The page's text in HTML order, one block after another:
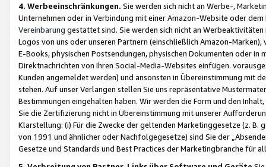
4. Werbeeinschränkungen. Sie werden sich nicht an Werbe-,
Unternehmen oder in Verbindung mit einer Amazon-Website oder
Vereinbarung gestattet sind. Sie werden sich nicht an
Logos von uns oder unseren Partnern (einschließlich Amazon-
E-Books, physischen Postsendungen, physischen Dokumenten oder in
Direktnachrichten von Ihren Social-Media-Websites einfügen.
Kunden angemeldet werden) und ansonsten in Übereinstimmung mit
stehen. Auf unser Verlangen stellen Sie uns repräsentative
Bestimmungen eingehalten haben. Wir werden die Form und den
Sie die Zertifizierung nicht in Übereinstimmung mit unserer
Klarstellung: (i) Für die Zwecke der geltenden Marketinggesetze (z. B.
von 1991 und ähnlicher oder Nachfolgegesetze) sind Sie der
Gesetze und Standards und Best Practices der Marketingbranche für